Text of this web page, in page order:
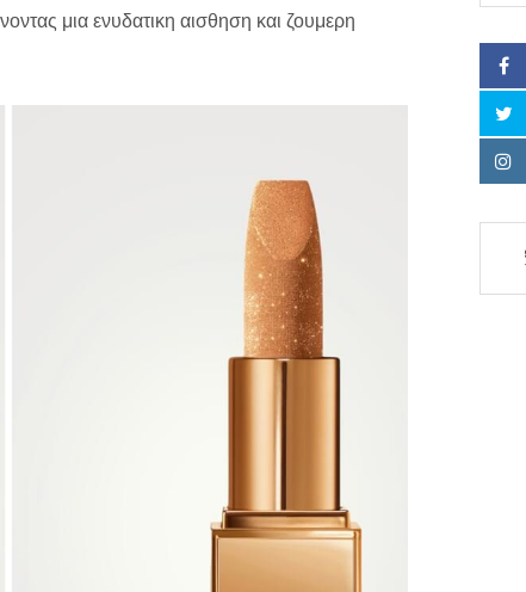
μια ενυδατικη αισθηση και ζουμερη